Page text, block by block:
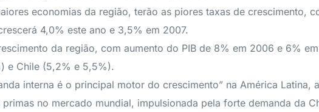
economias da região, terão as piores taxas de crescimento,
4,0% este ano e 3,5% em 2007.
da região, com aumento do PIB de 8% em 2006 e 6%
e Chile (5,2% e 5,5%).
interna é o principal motor do crescimento” na América
no mercado mundial, impulsionada pela forte demanda da